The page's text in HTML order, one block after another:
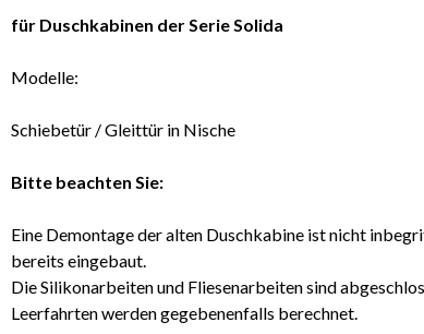
für Duschkabinen der Serie Solida
Modelle:
Schiebetür / Gleittür in Nische
Bitte beachten Sie:
Eine Demontage der alten Duschkabine ist nicht
bereits eingebaut.
Die Silikonarbeiten und Fliesenarbeiten sind
Leerfahrten werden gegebenenfalls berechnet.